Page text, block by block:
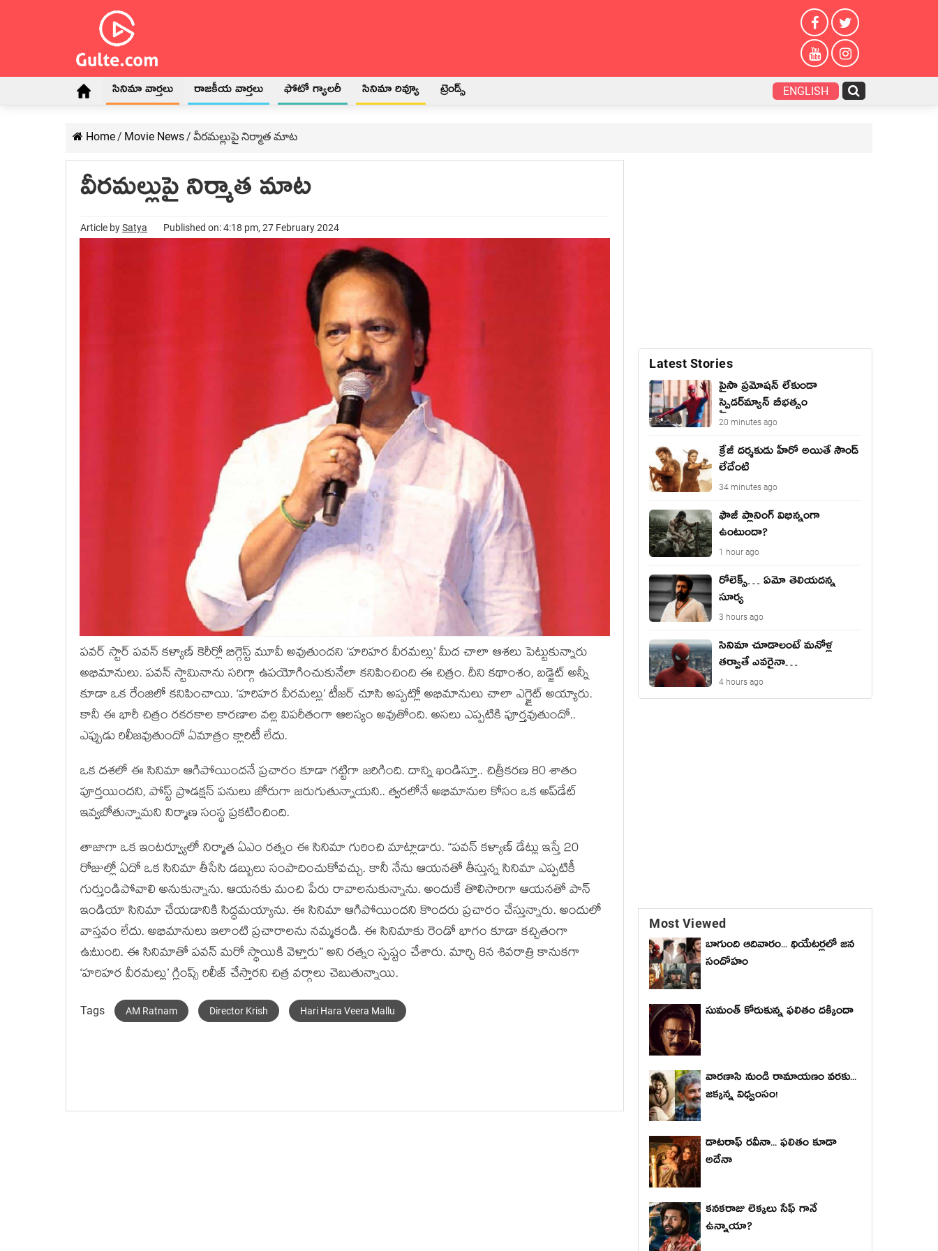
సినిమా వార్తలు రాజకీయ వార్తలు ఫోటో గ్యాలరీ సినిమా రివ్యూ ట్రెండ్స్ ENGLISH
Home/ Movie News/ వీరమల్లుపై నిర్మాత మాట
వీరమల్లుపై నిర్మాత మాట
Article bySatya Published on: 4:18 pm, 27 February 2024
పవర్ స్టార్ పవన్ కళ్యాణ్ కెరీర్లో బిగ్గెస్ట్ మూవీ అవుతుందని ‘హరిహర వీరమల్లు’ మీద చాలా ఆశలు పెట్టుకున్నారు
అభిమానులు. పవన్ స్టామినాను సరిగ్గా ఉపయోగించుకునేలా కనిపించింది ఈ చిత్రం. దీని కథాంశం, బడ్జెట్ అన్నీ
కూడా ఒక రేంజిలో కనిపించాయి. ‘హరిహర వీరమల్లు’ టీజర్ చూసి అప్పట్లో అభిమానులు చాలా ఎగ్జైట్ అయ్యారు.
కానీ ఈ భారీ చిత్రం రకరకాల కారణాల వల్ల విపరీతంగా ఆలస్యం అవుతోంది. అసలు ఎప్పటికి పూర్తవుతుందో..
ఎప్పుడు రిలీజవుతుందో ఏమాత్రం క్లారిటీ లేదు.
ఒక దశలో ఈ సినిమా ఆగిపోయిందనే ప్రచారం కూడా గట్టిగా జరిగింది. దాన్ని ఖండిస్తూ.. చిత్రీకరణ 80 శాతం
పూర్తయిందని, పోస్ట్ ప్రొడక్షన్ పనులు జోరుగా జరుగుతున్నాయని.. త్వరలోనే అభిమానుల కోసం ఒక అప్‌డేట్
ఇవ్వబోతున్నామని నిర్మాణ సంస్థ ప్రకటించింది.
తాజాగా ఒక ఇంటర్వ్యూలో నిర్మాత ఏఎం రత్నం ఈ సినిమా గురించి మాట్లాడారు. “పవన్ కళ్యాణ్ డేట్లు ఇస్తే 20
రోజుల్లో ఏదో ఒక సినిమా తీసేసి డబ్బులు సంపాదించుకోవచ్చు. కానీ నేను ఆయనతో తీస్తున్న సినిమా ఎప్పటికీ
గుర్తుండిపోవాలి అనుకున్నాను. ఆయనకు మంచి పేరు రావాలనుకున్నాను. అందుకే తొలిసారిగా ఆయనతో పాన్
ఇండియా సినిమా చేయడానికి సిద్ధమయ్యాను. ఈ సినిమా ఆగిపోయిందని కొందరు ప్రచారం చేస్తున్నారు. అందులో
వాస్తవం లేదు. అభిమానులు ఇలాంటి ప్రచారాలను నమ్మకండి. ఈ సినిమాకు రెండో భాగం కూడా కచ్చితంగా
ఉ:టుంది. ఈ సినిమాతో పవన్ మరో స్థాయికి వెళ్తారు” అని రత్నం స్పష్టం చేశారు. మార్చి 8న శివరాత్రి కానుకగా
‘హరిహర వీరమల్లు’ గ్లింప్స్ రిలీజ్ చేస్తారని చిత్ర వర్గాలు చెబుతున్నాయి.
Tags AM Ratnam Director Krish Hari Hara Veera Mallu
Latest Stories
పైసా ప్రమోషన్ లేకుండా
స్పైడర్‌మ్యాన్ బీభత్సం
20 minutes ago
క్రేజీ దర్శకుడు హీరో అయితే సౌండ్
లేదేంటి
34 minutes ago
ఫౌజీ ప్లానింగ్ విభిన్నంగా
ఉంటుందా?
1 hour ago
రోలెక్స్… ఏమో తెలియదన్న
సూర్య
3 hours ago
సినిమా చూడాలంటే మ‌నోళ్ల
త‌ర్వాతే ఎవ‌రైనా…
4 hours ago
Most Viewed
బాగుంది ఆదివారం... థియేటర్లలో జన
సందోహం
సుమంత్ కోరుకున్న ఫలితం దక్కిందా
వారణాసి నుండి రామాయణం వరకు...
జక్కన్న విధ్వంసం!
డాటరాఫ్ రవీనా... ఫలితం కూడా
అదేనా
కనకరాజు లెక్కలు సేఫ్ గానే
ఉన్నాయా?